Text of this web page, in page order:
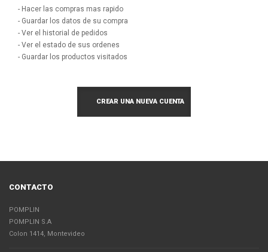
- Hacer las compras mas rapido
- Guardar los datos de su compra
- Ver el historial de pedidos
- Ver el estado de sus ordenes
- Guardar los productos visitados
CREAR UNA NUEVA CUENTA
CONTACTO
POMPLIN
POMPLIN S.A
Colon 1414, Montevideo